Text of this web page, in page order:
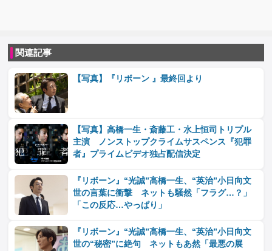
関連記事
【写真】『リボーン 』最終回より
【写真】高橋一生・斎藤工・水上恒司トリプル
主演 ノンストップクライムサスペンス『犯罪
者』プライムビデオ独占配信決定
『リボーン』“光誠”高橋一生、“英治”小日向文
世の言葉に衝撃 ネットも騒然「フラグ…？」
「この反応…やっぱり」
『リボーン』“光誠”高橋一生、“英治”小日向文
世の“秘密”に絶句 ネットもあ然「最悪の展